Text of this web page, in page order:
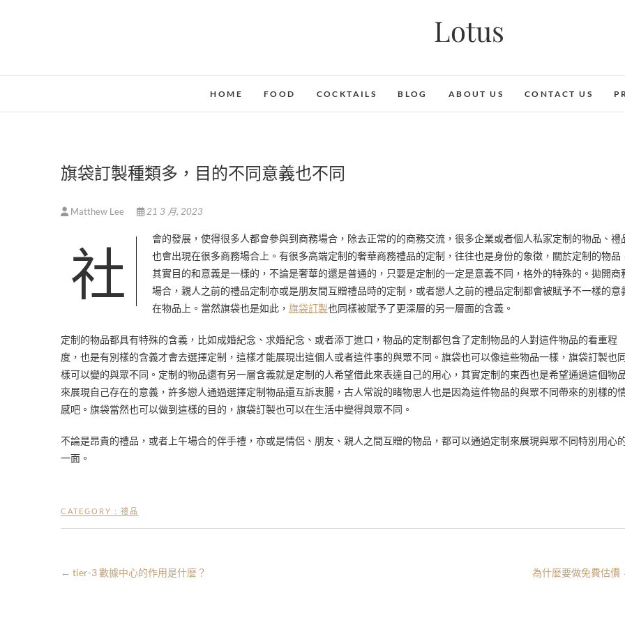
Lotus
HOME FOOD COCKTAILS BLOG ABOUT US CONTACT US
旗袋訂製種類多，目的不同意義也不同
Matthew Lee 21 3 月, 2023
社會的發展，使得很多人都會參與到商務場合，除去正常的的商務交流，很多企業或者個人私家定制的物品、禮品
也會出現在很多商務場合上。有很多高端定制的奢華商務禮品的定制，往往也是身份的象徵，關於定制的物品
其實目的和意義是一樣的，不論是奢華的還是普通的，只要是定制的一定是意義不同，格外的特殊的。拋開商
場合，親人之前的禮品定制亦或是朋友間互贈禮品時的定制，或者戀人之前的禮品定制都會被賦予不一樣的意
在物品上。當然旗袋也是如此， 旗袋訂製也同樣被賦予了更深層的另一層面的含義。
定制的物品都具有特殊的含義，比如成婚紀念、求婚紀念、或者添丁進口，物品的定制都包含了定制物品的人對這件物品的看重程
度，也是有別樣的含義才會去選擇定制，這樣才能展現出這個人或者這件事的與眾不同。旗袋也可以像這些物品一樣，旗袋訂製也
樣可以變的與眾不同。定制的物品還有另一層含義就是定制的人希望借此來表達自己的用心，其實定制的東西也是希望通過這個物
來展現自己存在的意義，許多戀人通過選擇定制物品還互訴衷腸，古人常說的睹物思人也是因為這件物品的與眾不同帶來的別樣的
感吧。旗袋當然也可以做到這樣的目的，旗袋訂製也可以在生活中變得與眾不同。
不論是昂貴的禮品，或者上午場合的伴手禮，亦或是情侶、朋友、親人之間互贈的物品，都可以通過定制來展現與眾不同特別用心
一面。
CATEGORY : 禮品
← tier-3 數據中心的作用是什麼？ 為什麼要做免費估價